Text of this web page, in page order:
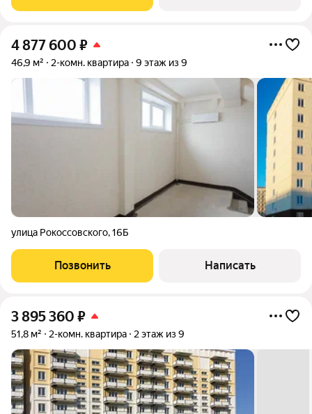
4 877 600 ₽
46,9 м² 2-комн. квартира 9 этаж из 9
улица Рокоссовского,16Б
Позвонить Написать
3 895 360 ₽
51,8 м² 2-комн. квартира 2 этаж из 9